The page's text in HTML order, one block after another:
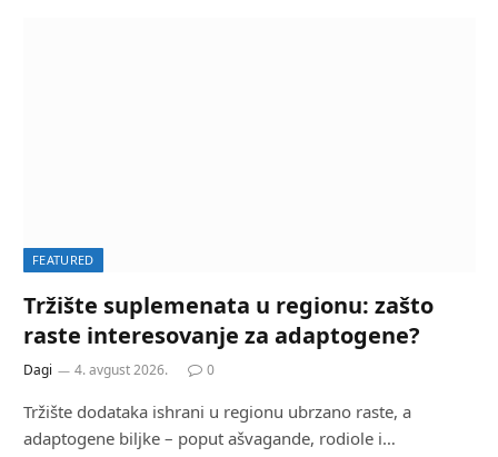
FEATURED
Tržište suplemenata u regionu: zašto
raste interesovanje za adaptogene?
Dagi 4. avgust 2026. 0
Tržište dodataka ishrani u regionu ubrzano raste, a
adaptogene biljke – poput ašvagande, rodiole i…